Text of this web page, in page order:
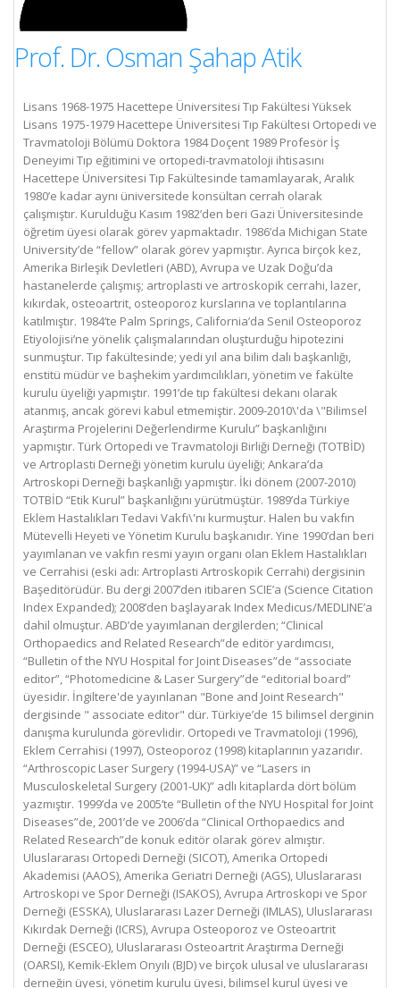
Prof. Dr. Osman Şahap Atik
Lisans 1968-1975 Hacettepe Üniversitesi Tıp Fakültesi Yüksek
Lisans 1975-1979 Hacettepe Üniversitesi Tıp Fakültesi Ortopedi ve
Travmatoloji Bölümü Doktora 1984 Doçent 1989 Profesör İş
Deneyimi Tıp eğitimini ve ortopedi-travmatoloji ihtisasını
Hacettepe Üniversitesi Tıp Fakültesinde tamamlayarak, Aralık
1980’e kadar aynı üniversitede konsültan cerrah olarak
çalışmıştır. Kurulduğu Kasım 1982’den beri Gazi Üniversitesinde
öğretim üyesi olarak görev yapmaktadır. 1986’da Michigan State
University’de “fellow” olarak görev yapmıştır. Ayrıca birçok kez,
Amerika Birleşik Devletleri (ABD), Avrupa ve Uzak Doğu’da
hastanelerde çalışmış; artroplasti ve artroskopik cerrahi, lazer,
kıkırdak, osteoartrit, osteoporoz kurslarına ve toplantılarına
katılmıştır. 1984’te Palm Springs, California’da Senil Osteoporoz
Etiyolojisi’ne yönelik çalışmalarından oluşturduğu hipotezini
sunmuştur. Tıp fakültesinde; yedi yıl ana bilim dalı başkanlığı,
enstitü müdür ve başhekim yardımcılıkları, yönetim ve fakülte
kurulu üyeliği yapmıştır. 1991’de tıp fakültesi dekanı olarak
atanmış, ancak görevi kabul etmemiştir. 2009-2010\'da \"Bilimsel
Araştırma Projelerini Değerlendirme Kurulu” başkanlığını
yapmıştır. Türk Ortopedi ve Travmatoloji Birliği Derneği (TOTBİD)
ve Artroplasti Derneği yönetim kurulu üyeliği; Ankara’da
Artroskopi Derneği başkanlığı yapmıştır. İki dönem (2007-2010)
TOTBİD “Etik Kurul” başkanlığını yürütmüştür. 1989’da Türkiye
Eklem Hastalıkları Tedavi Vakfı\'nı kurmuştur. Halen bu vakfın
Mütevelli Heyeti ve Yönetim Kurulu başkanıdır. Yine 1990’dan beri
yayımlanan ve vakfın resmi yayın organı olan Eklem Hastalıkları
ve Cerrahisi (eski adı: Artroplasti Artroskopik Cerrahi) dergisinin
Başeditörüdür. Bu dergi 2007’den itibaren SCIE’a (Science Citation
Index Expanded); 2008’den başlayarak Index Medicus/MEDLINE’a
dahil olmuştur. ABD’de yayımlanan dergilerden; “Clinical
Orthopaedics and Related Research”de editör yardımcısı,
“Bulletin of the NYU Hospital for Joint Diseases”de “associate
editor”, “Photomedicine & Laser Surgery”de “editorial board”
üyesidir. İngiltere'de yayınlanan "Bone and Joint Research"
dergisinde " associate editor" dür. Türkiye’de 15 bilimsel derginin
danışma kurulunda görevlidir. Ortopedi ve Travmatoloji (1996),
Eklem Cerrahisi (1997), Osteoporoz (1998) kitaplarının yazarıdır.
“Arthroscopic Laser Surgery (1994-USA)” ve “Lasers in
Musculoskeletal Surgery (2001-UK)” adlı kitaplarda dört bölüm
yazmıştır. 1999’da ve 2005’te “Bulletin of the NYU Hospital for Joint
Diseases”de, 2001’de ve 2006’da “Clinical Orthopaedics and
Related Research”de konuk editör olarak görev almıştır.
Uluslararası Ortopedi Derneği (SICOT), Amerika Ortopedi
Akademisi (AAOS), Amerika Geriatri Derneği (AGS), Uluslararası
Artroskopi ve Spor Derneği (ISAKOS), Avrupa Artroskopi ve Spor
Derneği (ESSKA), Uluslararası Lazer Derneği (IMLAS), Uluslararası
Kıkırdak Derneği (ICRS), Avrupa Osteoporoz ve Osteoartrit
Derneği (ESCEO), Uluslararası Osteoartrit Araştırma Derneği
(OARSI), Kemik-Eklem Onyılı (BJD) ve birçok ulusal ve uluslararası
derneğin üyesi, yönetim kurulu üyesi, bilimsel kurul üyesi ve